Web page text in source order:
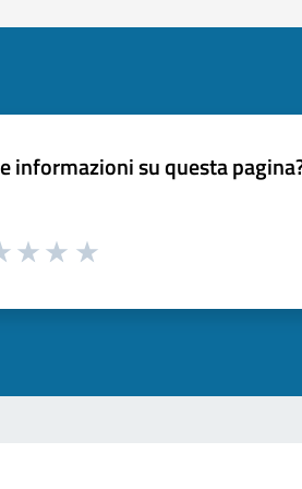
informazioni su questa